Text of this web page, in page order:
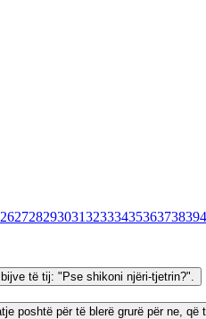
2627282930313233343536373839
të tij: "Pse shikoni njëri-tjetrin?".
poshtë për të blerë grurë për ne, që